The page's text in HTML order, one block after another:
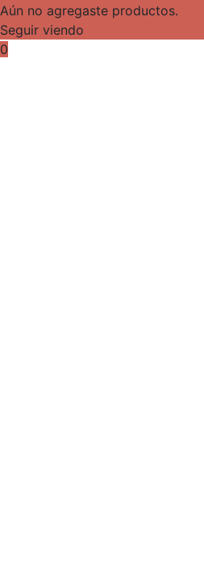
Aún no agregaste productos.
Seguir viendo
0